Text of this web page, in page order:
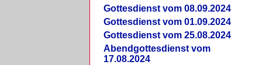
Gottesdienst vom 08.09.2024
Gottesdienst vom 01.09.2024
Gottesdienst vom 25.08.2024
Abendgottesdienst vom
17.08.2024